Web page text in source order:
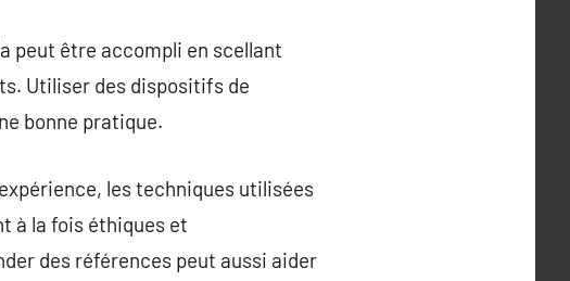
peut être accompli en scellant
Utiliser des dispositifs de
bonne pratique.
les techniques utilisées
à la fois éthiques et
des références peut aussi aider